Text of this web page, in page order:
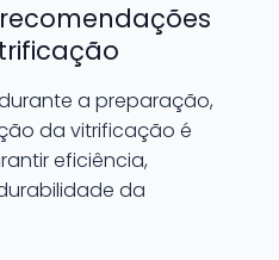
a preparação,
da vitrificação é
eficiência,
da